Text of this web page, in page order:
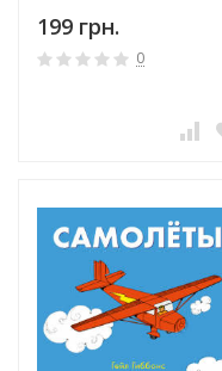
199 грн.
0